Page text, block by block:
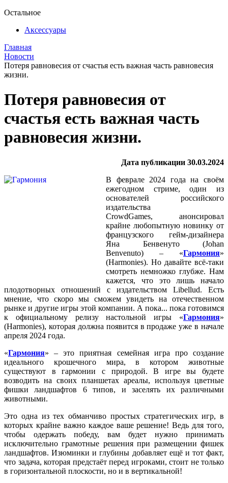
Остальное
Аксессуары
Главная
Новости
Потеря равновесия от счастья есть важная часть равновесия
жизни.
Потеря равновесия от
счастья есть важная часть
равновесия жизни.
Дата публикации 30.03.2024
В феврале 2024 года на своём
ежегодном стриме, один из
основателей российского
издательства
CrowdGames, анонсировал
крайне любопытную новинку от
французского гейм-дизайнера
Яна Бенвенуто (Johan
Benvenuto) – «Гармония»
(Harmonies). Но давайте всё-таки
смотреть немножко глубже. Нам
кажется, что это лишь начало
плодотворных отношений с издательством Libellud. Есть
мнение, что скоро мы сможем увидеть на отечественном
рынке и другие игры этой компании. А пока... пока готовимся
к официальному релизу настольной игры «Гармония»
(Harmonies), которая должна появится в продаже уже в начале
апреля 2024 года.
«Гармония» – это приятная семейная игра про создание
идеального крошечного мира, в котором животные
существуют в гармонии с природой. В игре вы будете
возводить на своих планшетах ареалы, используя цветные
фишки ландшафтов 6 типов, и заселять их различными
животными.
Это одна из тех обманчиво простых стратегических игр, в
которых крайне важно каждое ваше решение! Ведь для того,
чтобы одержать победу, вам будет нужно принимать
исключительно грамотные решения при размещении фишек
ландшафтов. Изюминки и глубины добавляет ещё и тот факт,
что задача, которая предстаёт перед игроками, стоит не только
в горизонтальной плоскости, но и в вертикальной!